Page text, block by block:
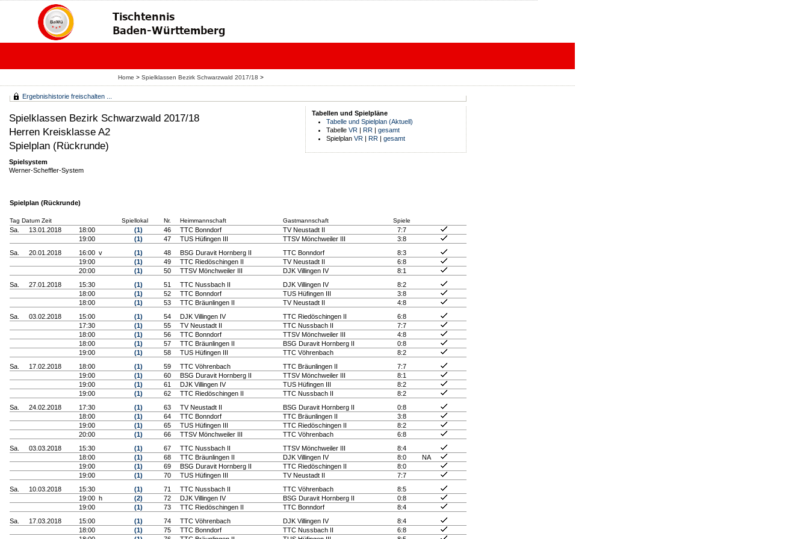
Home > Spielklassen Bezirk Schwarzwald 2017/18 >
Ergebnishistorie freischalten ...
Spielklassen Bezirk Schwarzwald 2017/18
Herren Kreisklasse A2
Spielplan (Rückrunde)
Spielsystem
Werner-Scheffler-System
Tabellen und Spielpläne
Tabelle und Spielplan (Aktuell)
Tabelle VR | RR | gesamt
Spielplan VR | RR | gesamt
Spielplan (Rückrunde)
Tag Datum Zeit Spiellokal Nr. Heimmannschaft Gastmannschaft Spiele
Sa. 13.01.2018 18:00 (1) 46 TTC Bonndorf TV Neustadt II
7:7
19:00
(1) 47 TUS Hüfingen III TTSV Mönchweiler III
3:8
Sa.
20.01.2018 16:00 v (1) 48 BSG Duravit Hornberg II TTC Bonndorf
8:3
19:00
(1) 49 TTC Riedöschingen II TV Neustadt II
6:8
20:00
(1) 50 TTSV Mönchweiler III DJK Villingen IV
8:1
Sa.
27.01.2018 15:30 (1) 51 TTC Nussbach II DJK Villingen IV
8:2
18:00
(1) 52 TTC Bonndorf TUS Hüfingen III
3:8
18:00
(1) 53 TTC Bräunlingen II TV Neustadt II
4:8
Sa.
03.02.2018 15:00 (1) 54 DJK Villingen IV TTC Riedöschingen II
6:8
17:30
(1) 55 TV Neustadt II TTC Nussbach II
7:7
18:00
(1) 56 TTC Bonndorf TTSV Mönchweiler III
4:8
18:00
(1) 57 TTC Bräunlingen II BSG Duravit Hornberg II
0:8
19:00
(1) 58 TUS Hüfingen III TTC Vöhrenbach
8:2
Sa.
17.02.2018 18:00 (1) 59 TTC Vöhrenbach TTC Bräunlingen II
7:7
19:00
(1) 60 BSG Duravit Hornberg II TTSV Mönchweiler III
8:1
19:00
(1) 61 DJK Villingen IV TUS Hüfingen III
8:2
19:00
(1) 62 TTC Riedöschingen II TTC Nussbach II
8:2
Sa.
24.02.2018 17:30 (1) 63 TV Neustadt II BSG Duravit Hornberg II
0:8
18:00
(1) 64 TTC Bonndorf TTC Bräunlingen II
3:8
19:00
(1) 65 TUS Hüfingen III TTC Riedöschingen II
8:2
20:00
(1) 66 TTSV Mönchweiler III TTC Vöhrenbach
6:8
Sa.
03.03.2018 15:30 (1) 67 TTC Nussbach II TTSV Mönchweiler III
8:4
18:00
(1) 68 TTC Bräunlingen II DJK Villingen IV 8:0
NA
19:00
(1) 69 BSG Duravit Hornberg II TTC Riedöschingen II
8:0
19:00
(1) 70 TUS Hüfingen III TV Neustadt II
7:7
Sa.
10.03.2018 15:30 (1) 71 TTC Nussbach II TTC Vöhrenbach
8:5
19:00 h
(2) 72 DJK Villingen IV BSG Duravit Hornberg II
0:8
19:00
(1) 73 TTC Riedöschingen II TTC Bonndorf
8:4
Sa.
17.03.2018 15:00 (1) 74 TTC Vöhrenbach DJK Villingen IV
8:4
18:00
(1) 75 TTC Bonndorf TTC Nussbach II
6:8